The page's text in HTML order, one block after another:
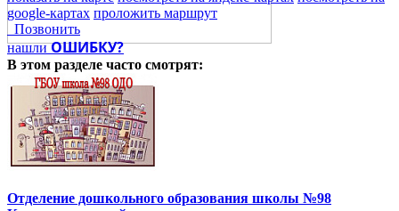
google-картах проложить маршрут
Позвонить
нашли ОШИБКУ?
В этом разделе часто смотрят:
Отделение дошкольного образования школы №98